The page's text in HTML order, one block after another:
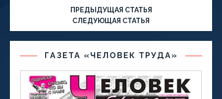
ПРЕДЫДУЩАЯ СТАТЬЯ
СЛЕДУЮЩАЯ СТАТЬЯ
ГАЗЕТА «ЧЕЛОВЕК ТРУДА»